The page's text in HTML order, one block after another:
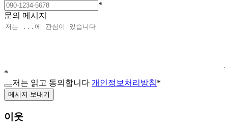
*
문의 메시지
*
저는 읽고 동의합니다 개인정보처리방침*
메시지 보내기
이웃